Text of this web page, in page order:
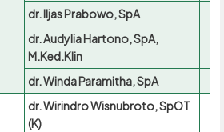
dr. Iljas Prabowo, SpA
dr. Audylia Hartono, SpA,
M.Ked.Klin
dr. Winda Paramitha, SpA
dr. Wirindro Wisnubroto, SpOT
(K)